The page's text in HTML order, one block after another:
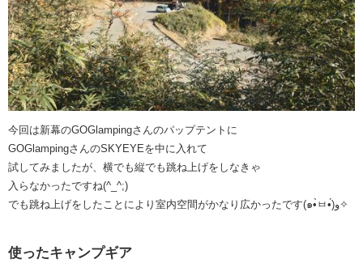
今回は新幕のGOGlampingさんのパップテントに
GOGlampingさんのSKYEYEを中に入れて
試してみましたが、横でも縦でも跳ね上げをしなきゃ
入らなかったですね(^_^;)
でも跳ね上げをしたことにより室内空間がかなり広かったです(๑•̀ㅂ•́)و✧
使ったキャンプギア